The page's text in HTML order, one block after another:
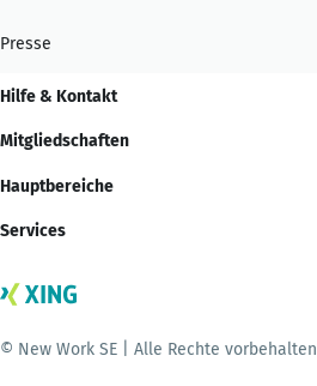
Presse
Hilfe & Kontakt
Mitgliedschaften
Hauptbereiche
Services
© New Work SE | Alle Rechte vorbehalten